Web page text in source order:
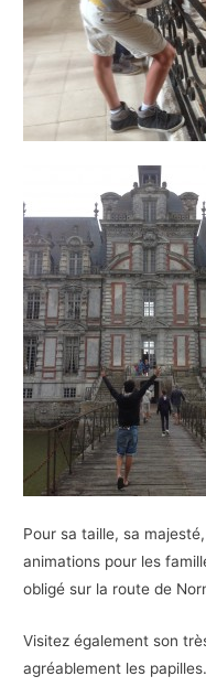
Pour sa taille, sa
animations pour les
obligé sur la route de
Visitez également son
agréablement les